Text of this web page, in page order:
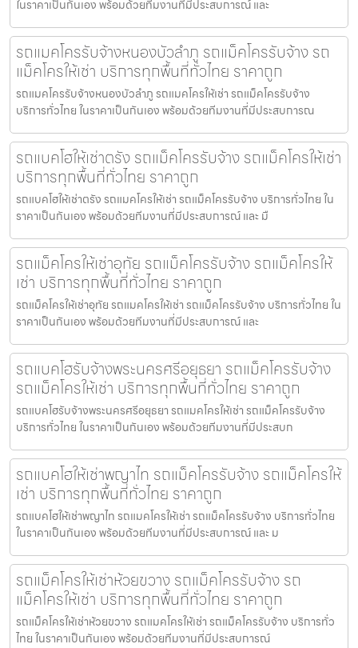
ในราคาเป็นกันเอง พร้อมด้วยทีมงานที่มีประสบการณ์ และ
รถแมคโครรับจ้างหนองบัวลำภู รถแม็คโครรับจ้าง รถ
แม็คโครให้เช่า บริการทุกพื้นที่ทั่วไทย ราคาถูก
รถแมคโครรับจ้างหนองบัวลำภู รถแมคโครให้เช่า รถแม็คโครรับจ้าง
บริการทั่วไทย ในราคาเป็นกันเอง พร้อมด้วยทีมงานที่มีประสบการณ
รถแบคโฮให้เช่าตรัง รถแม็คโครรับจ้าง รถแม็คโครให้เช่า
บริการทุกพื้นที่ทั่วไทย ราคาถูก
รถแบคโฮให้เช่าตรัง รถแมคโครให้เช่า รถแม็คโครรับจ้าง บริการทั่วไทย ใน
ราคาเป็นกันเอง พร้อมด้วยทีมงานที่มีประสบการณ์ และ มื
รถแม็คโครให้เช่าอุทัย รถแม็คโครรับจ้าง รถแม็คโครให้
เช่า บริการทุกพื้นที่ทั่วไทย ราคาถูก
รถแม็คโครให้เช่าอุทัย รถแมคโครให้เช่า รถแม็คโครรับจ้าง บริการทั่วไทย ใน
ราคาเป็นกันเอง พร้อมด้วยทีมงานที่มีประสบการณ์ และ
รถแบคโฮรับจ้างพระนครศรีอยุธยา รถแม็คโครรับจ้าง
รถแม็คโครให้เช่า บริการทุกพื้นที่ทั่วไทย ราคาถูก
รถแบคโฮรับจ้างพระนครศรีอยุธยา รถแมคโครให้เช่า รถแม็คโครรับจ้าง
บริการทั่วไทย ในราคาเป็นกันเอง พร้อมด้วยทีมงานที่มีประสบก
รถแบคโฮให้เช่าพญาไท รถแม็คโครรับจ้าง รถแม็คโครให้
เช่า บริการทุกพื้นที่ทั่วไทย ราคาถูก
รถแบคโฮให้เช่าพญาไท รถแมคโครให้เช่า รถแม็คโครรับจ้าง บริการทั่วไทย
ในราคาเป็นกันเอง พร้อมด้วยทีมงานที่มีประสบการณ์ และ ม
รถแม็คโครให้เช่าห้วยขวาง รถแม็คโครรับจ้าง รถ
แม็คโครให้เช่า บริการทุกพื้นที่ทั่วไทย ราคาถูก
รถแม็คโครให้เช่าห้วยขวาง รถแมคโครให้เช่า รถแม็คโครรับจ้าง บริการทั่ว
ไทย ในราคาเป็นกันเอง พร้อมด้วยทีมงานที่มีประสบการณ์